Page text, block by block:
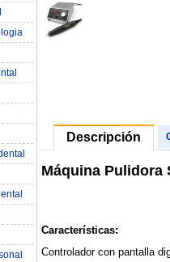
Descripción
Máquina Pulidora
Características:
Controlador con pantalla